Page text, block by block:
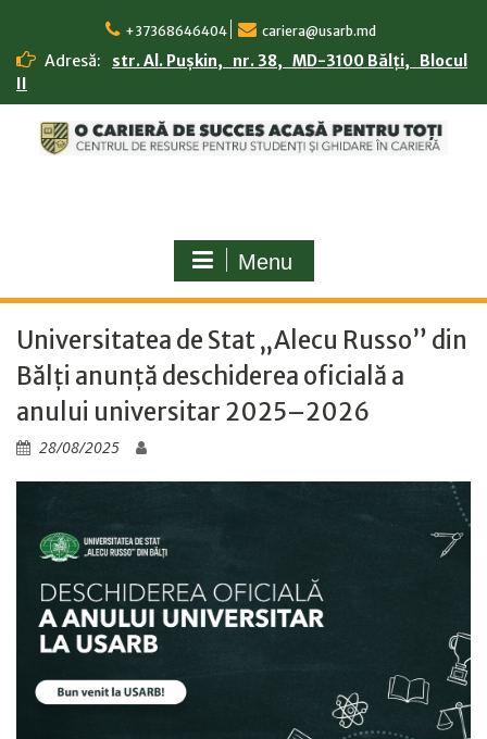
content
+37368646404 cariera@usarb.md
Adresă:
str. Al. Pușkin, nr. 38, MD-3100 Bălți, Blocul
II
Menu
Universitatea de Stat „Alecu Russo” din
Bălți anunță deschiderea oficială a
anului universitar 2025–2026
28/08/2025